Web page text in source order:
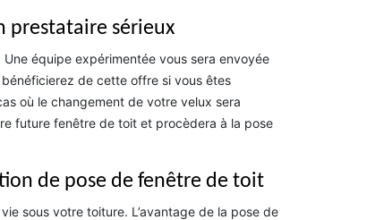
prestataire sérieux
équipe expérimentée vous sera envoyée
de cette offre si vous êtes
où le changement de votre velux sera
future fenêtre de toit et procèdera à la pose
de pose de fenêtre de toit
sous votre toiture. L’avantage de la pose de